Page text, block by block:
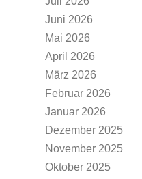
Juni 2026
Mai 2026
April 2026
März 2026
Februar 2026
Januar 2026
Dezember 2025
November 2025
Oktober 2025